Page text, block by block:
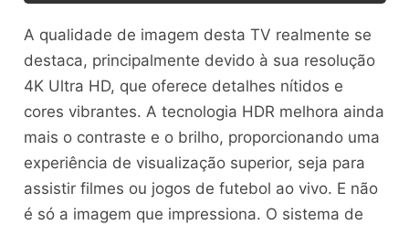
A qualidade de imagem desta TV realmente se
destaca, principalmente devido à sua resolução
4K Ultra HD, que oferece detalhes nítidos e
cores vibrantes. A tecnologia HDR melhora ainda
mais o contraste e o brilho, proporcionando uma
experiência de visualização superior, seja para
assistir filmes ou jogos de futebol ao vivo. E não
é só a imagem que impressiona. O sistema de